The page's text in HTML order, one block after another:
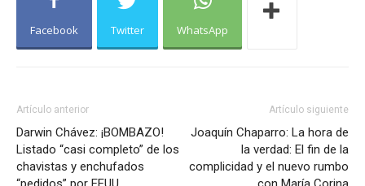
Facebook Twitter WhatsApp
Artículo anterior
Darwin Chávez: ¡BOMBAZO!
Listado “casi completo” de los
chavistas y enchufados
Artículo siguiente
Joaquín Chaparro: La hora de
la verdad: El fin de la
complicidad y el nuevo rumbo